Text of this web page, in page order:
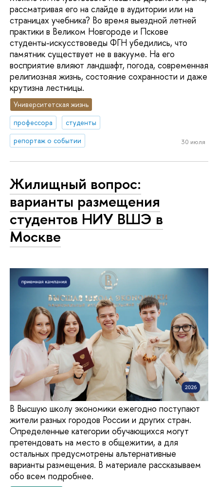
рассматривая его на слайде в аудитории или на
страницах учебника? Во время выездной летней
практики в Великом Новгороде и Пскове
студенты-искусствоведы ФГН убедились, что
памятник существует не в вакууме. На его
восприятие влияют ландшафт, погода, современная
религиозная жизнь, состояние сохранности и даже
крутизна лестницы.
Университетская жизнь
профессора
студенты
репортаж о событии
30 июля
Жилищный вопрос:
варианты размещения
студентов НИУ ВШЭ в
Москве
В Высшую школу экономики ежегодно поступают
жители разных городов России и других стран.
Определенные категории обучающихся могут
претендовать на место в общежитии, а для
остальных предусмотрены альтернативные
варианты размещения. В материале рассказываем
обо всем подробнее.